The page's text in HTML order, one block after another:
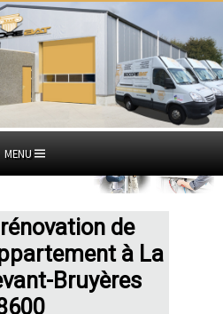
MENU
de
à La
Bruyères